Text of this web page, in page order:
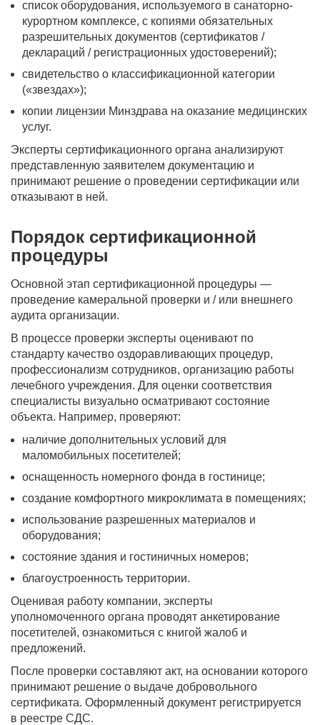
список оборудования, используемого в санаторно-
курортном комплексе, с копиями обязательных
разрешительных документов (сертификатов /
деклараций / регистрационных удостоверений);
свидетельство о классификационной категории
(«звездах»);
копии лицензии Минздрава на оказание медицинских
услуг.
Эксперты сертификационного органа анализируют
представленную заявителем документацию и
принимают решение о проведении сертификации или
отказывают в ней.
Порядок сертификационной
процедуры
Основной этап сертификационной процедуры —
проведение камеральной проверки и / или внешнего
аудита организации.
В процессе проверки эксперты оценивают по
стандарту качество оздоравливающих процедур,
профессионализм сотрудников, организацию работы
лечебного учреждения. Для оценки соответствия
специалисты визуально осматривают состояние
объекта. Например, проверяют:
наличие дополнительных условий для
маломобильных посетителей;
оснащенность номерного фонда в гостинице;
создание комфортного микроклимата в помещениях;
использование разрешенных материалов и
оборудования;
состояние здания и гостиничных номеров;
благоустроенность территории.
Оценивая работу компании, эксперты
уполномоченного органа проводят анкетирование
посетителей, ознакомиться с книгой жалоб и
предложений.
После проверки составляют акт, на основании которого
принимают решение о выдаче добровольного
сертификата. Оформленный документ регистрируется
в реестре СДС.